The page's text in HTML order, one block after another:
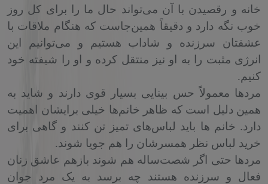
خانه و رقصیدن با آن می‌تواند حال ما را برای کل روز
خوب نگه دارد و دقیقاً همین‌جاست که هنگام ملاقات با
عشقتان سرزنده و شاداب هستیم و می‌توانیم این
انرژی مثبت را به او نیز منتقل کرده و او را شیفته خود
کنیم.
مردها معمولاً حس بینایی بسیار قوی دارند و شاید به
همین دلیل است که ظاهر خانم‌ها خیلی برایشان اهمیت
دارد. خانم ها باید لباس‌های تمیز تن کنند و گاهی برای
خرید لباس نظر همسرشان را هم جویا شوند.
مردها حتی اگر شصت‌ساله هم شوند بازهم عاشق زنان
فعال و سرزنده هستند چه برسد به یک مرد جوان